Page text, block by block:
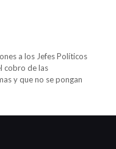
a los Jefes Políticos
cobro de las
y que no se pongan